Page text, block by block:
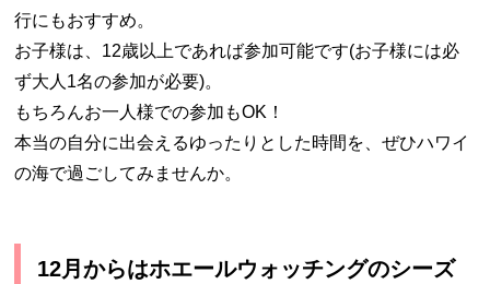
行にもおすすめ。
お子様は、12歳以上であれば参加可能です(お子様には必
ず大人1名の参加が必要)。
もちろんお一人様での参加もOK！
本当の自分に出会えるゆったりとした時間を、ぜひハワイ
の海で過ごしてみませんか。
12月からはホエールウォッチングのシーズ